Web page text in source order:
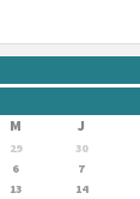
M J
29 30
6 7
13 14